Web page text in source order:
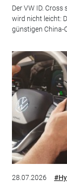
Der VW ID.
wird nicht leicht:
günstigen China-
28.07.2026